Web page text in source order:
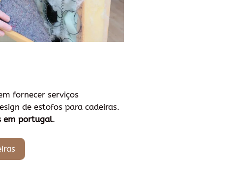
fornecer serviços
de estofos para cadeiras.
em portugal.